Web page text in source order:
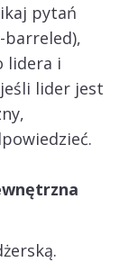
pytań
barreled),
lidera i
lider jest